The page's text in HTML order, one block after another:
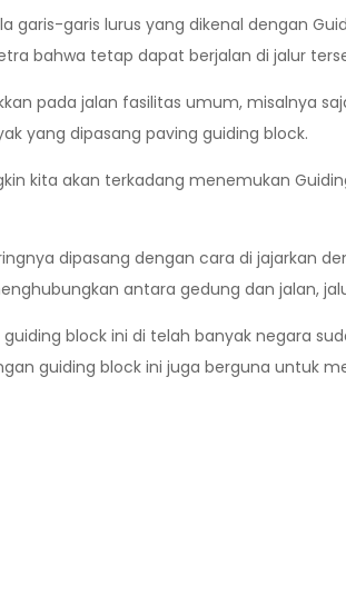
garis lurus yang dikenal dengan
bahwa tetap dapat berjalan di jalur
pada jalan fasilitas umum, misalnya
yang dipasang paving guiding block.
kita akan terkadang menemukan
dipasang dengan cara di jajarkan
antara gedung dan jalan,
block ini di telah banyak negara
guiding block ini juga berguna untuk